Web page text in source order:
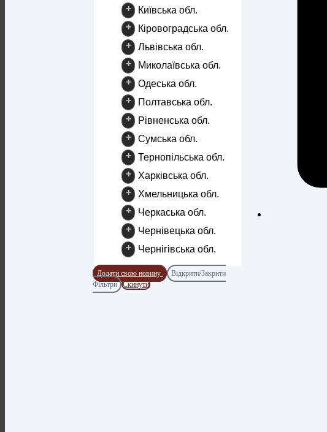
+
Київська обл.
+
Кіровоградська обл.
+
Львівська обл.
+
Миколаївська обл.
+
Одеська обл.
+
Полтавська обл.
+
Рівненська обл.
+
Сумська обл.
+
Тернопільська обл.
+
Харківська обл.
+
Хмельницька обл.
+
Черкаська обл.
+
Чернівецька обл.
+
Чернігівська обл.
Додати свою новину
Відкрити/Закрити
Фільтри
Скинути